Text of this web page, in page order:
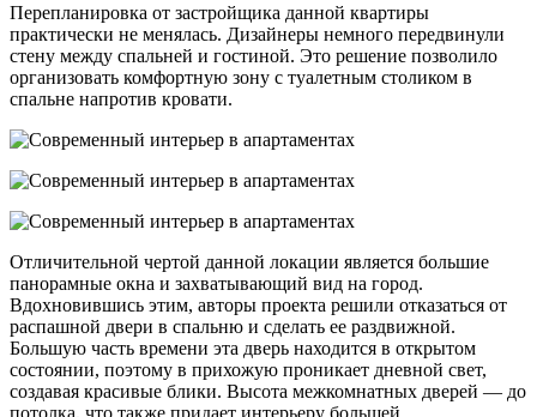
Перепланировка от застройщика данной квартиры
практически не менялась. Дизайнеры немного передвинули
стену между спальней и гостиной. Это решение позволило
организовать комфортную зону с туалетным столиком в
спальне напротив кровати.
Отличительной чертой данной локации является большие
панорамные окна и захватывающий вид на город.
Вдохновившись этим, авторы проекта решили отказаться от
распашной двери в спальню и сделать ее раздвижной.
Большую часть времени эта дверь находится в открытом
состоянии, поэтому в прихожую проникает дневной свет,
создавая красивые блики. Высота межкомнатных дверей — до
потолка, что также придает интерьеру большей